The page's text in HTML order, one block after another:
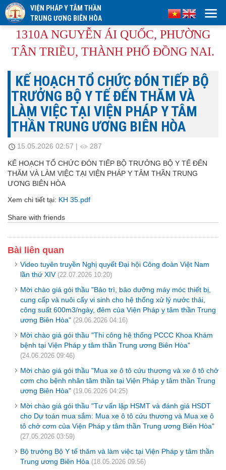
VIỆN PHÁP Y TÂM THẦN
TRUNG ƯƠNG BIÊN HÒA
1310A NGUYỄN ÁI QUỐC, PHƯỜNG
TÂN TRIỀU, THÀNH PHỐ ĐỒNG NAI.
KẾ HOẠCH TỔ CHỨC ĐÓN TIẾP BỘ
TRƯỞNG BỘ Y TẾ ĐẾN THĂM VÀ
LÀM VIỆC TẠI VIỆN PHÁP Y TÂM
THẦN TRUNG ƯƠNG BIÊN HÒA
15.05.2026 02:57 | 287
KẾ HOẠCH TỔ CHỨC ĐÓN TIẾP BỘ TRƯỞNG BỘ Y TẾ ĐẾN
THĂM VÀ LÀM VIỆC TẠI VIỆN PHÁP Y TÂM THẦN TRUNG
ƯƠNG BIÊN HÒA
Xem chi tiết tại: KH 35.pdf
Share with friends
Bài liên quan
Video tuyên truyền Nghị quyết Đại hội Công đoàn Việt Nam
lần thứ XIV (22.07.2026 10:20)
Mời chào giá gói thầu "Bảo trì, bảo dưỡng máy móc thiết bị,
cung cấp và nuôi cấy vi sinh cho hệ thống xử lý nước thải,
công suất 600m3/ngày, đêm của Viện Pháp y tâm thần Trung
ương Biên Hòa" (29.06.2026 04:16)
Mời chào giá gói thầu "Thi công hệ thống PCCC Khoa Khám
bệnh tại Viện Pháp y tâm thần Trung ương Biên Hòa"
(24.06.2026 09:46)
Mời chào giá gói thầu "Mua xe ô tô cứu thương và xe ô tô chở
cơm cho bệnh nhân tâm thần tại Viện Pháp y tâm thần Trung
ương Biên Hòa" (19.06.2026 04:25)
Mời chào giá gói thầu "Tư vấn lập HSMT và đánh giá HSDT
cho Dự toán mua sắm: Mua xe ô tô cứu thương và Mua xe ô
tô chở cơm của Viện Pháp y tâm thần Trung ương Biên Hòa"
(27.05.2026 03:59)
Bộ trưởng Bộ Y tế thăm và làm việc tại Viện Pháp y tâm thần
Trung ương Biên Hòa (18.05.2026 09:56)